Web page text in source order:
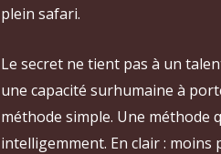
plein safari.
Le secret ne tient pas à un
une capacité surhumaine à
méthode simple. Une méthode
intelligemment. En clair :